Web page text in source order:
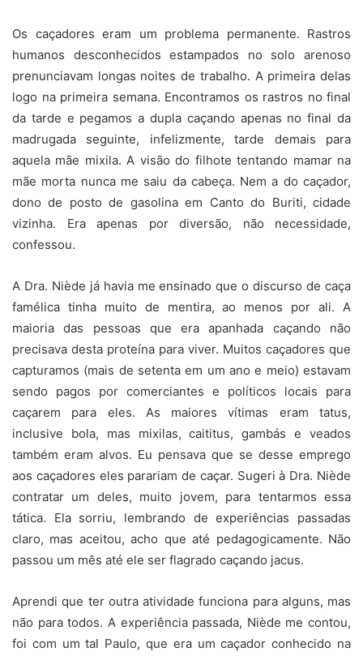
Os caçadores eram um problema permanente. Rastros
humanos desconhecidos estampados no solo arenoso
prenunciavam longas noites de trabalho. A primeira delas
logo na primeira semana. Encontramos os rastros no final
da tarde e pegamos a dupla caçando apenas no final da
madrugada seguinte, infelizmente, tarde demais para
aquela mãe mixila. A visão do filhote tentando mamar na
mãe morta nunca me saiu da cabeça. Nem a do caçador,
dono de posto de gasolina em Canto do Buriti, cidade
vizinha. Era apenas por diversão, não necessidade,
confessou.
A Dra. Niède já havia me ensinado que o discurso de caça
famélica tinha muito de mentira, ao menos por ali. A
maioria das pessoas que era apanhada caçando não
precisava desta proteína para viver. Muitos caçadores que
capturamos (mais de setenta em um ano e meio) estavam
sendo pagos por comerciantes e políticos locais para
caçarem para eles. As maiores vítimas eram tatus,
inclusive bola, mas mixilas, caititus, gambás e veados
também eram alvos. Eu pensava que se desse emprego
aos caçadores eles parariam de caçar. Sugeri à Dra. Niède
contratar um deles, muito jovem, para tentarmos essa
tática. Ela sorriu, lembrando de experiências passadas
claro, mas aceitou, acho que até pedagogicamente. Não
passou um mês até ele ser flagrado caçando jacus.
Aprendi que ter outra atividade funciona para alguns, mas
não para todos. A experiência passada, Niède me contou,
foi com um tal Paulo, que era um caçador conhecido na